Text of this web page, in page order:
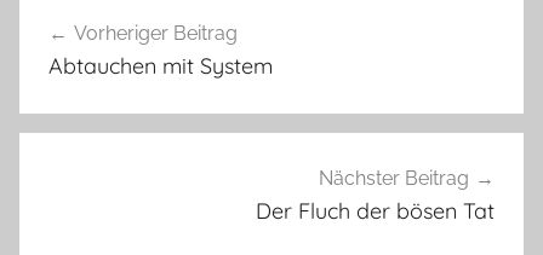
Vorheriger Beitrag
Abtauchen mit System
Nächster Beitrag
Der Fluch der bösen Tat